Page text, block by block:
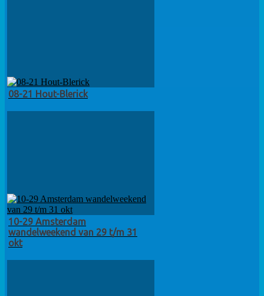
08-21 Hout-Blerick
10-29 Amsterdam
wandelweekend van 29 t/m 31
okt